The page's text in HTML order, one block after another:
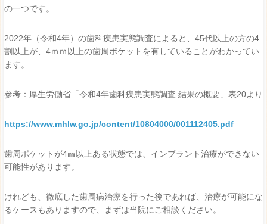
の一つです。
2022年（令和4年）の歯科疾患実態調査によると、45代以上の方の4
割以上が、4ｍｍ以上の歯周ポケットを有していることがわかってい
ます。
参考：厚生労働省「令和4年歯科疾患実態調査 結果の概要」表20より
https://www.mhlw.go.jp/content/10804000/001112405.pdf
歯周ポケットが4㎜以上ある状態では、インプラント治療ができない
可能性があります。
けれども、徹底した歯周病治療を行った後であれば、治療が可能にな
るケースもありますので、まずは当院にご相談ください。